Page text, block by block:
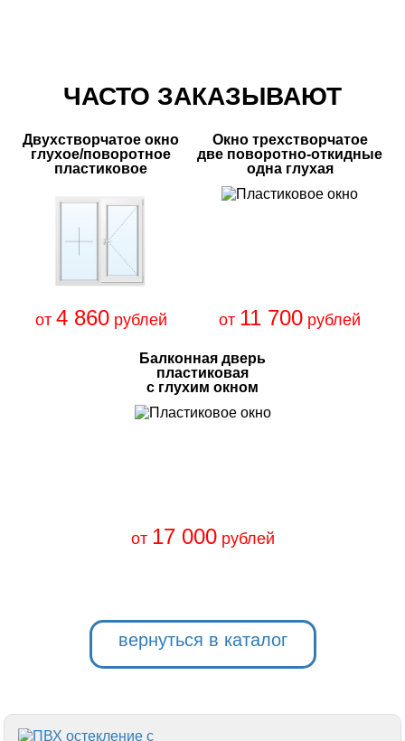
ЧАСТО ЗАКАЗЫВАЮТ
Двухстворчатое окно
глухое/поворотное
пластиковое
от 4 860рублей
Окно трехстворчатое
две поворотно-откидные
одна глухая
от 11 700 рублей
Балконная дверь
пластиковая
с глухим окном
от 17 000рублей
вернуться в каталог